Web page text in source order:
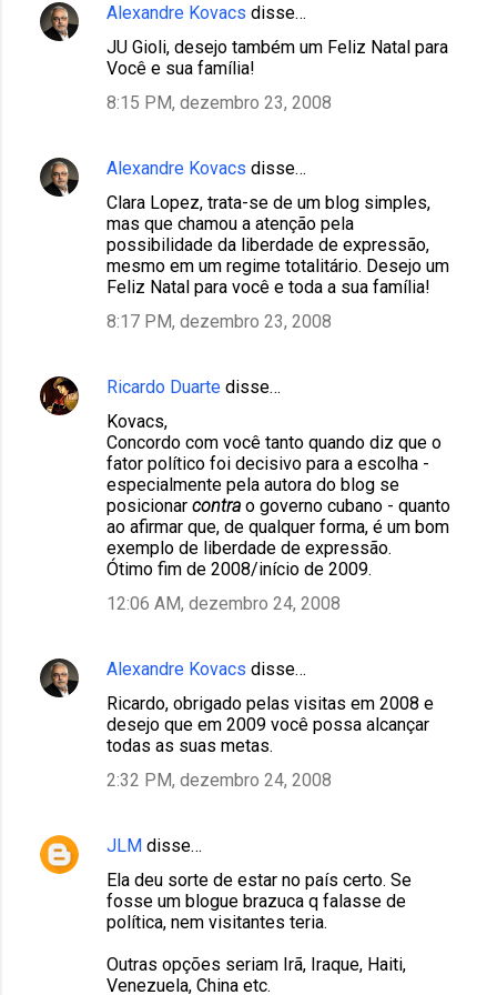
Alexandre Kovacs disse…
JU Gioli, desejo também um Feliz Natal para
Você e sua família!
8:15 PM, dezembro 23, 2008
Alexandre Kovacs disse…
Clara Lopez, trata-se de um blog simples,
mas que chamou a atenção pela
possibilidade da liberdade de expressão,
mesmo em um regime totalitário. Desejo um
Feliz Natal para você e toda a sua família!
8:17 PM, dezembro 23, 2008
Ricardo Duarte disse…
Kovacs,
Concordo com você tanto quando diz que o
fator político foi decisivo para a escolha -
especialmente pela autora do blog se
posicionar contra o governo cubano - quanto
ao afirmar que, de qualquer forma, é um bom
exemplo de liberdade de expressão.
Ótimo fim de 2008/início de 2009.
12:06 AM, dezembro 24, 2008
Alexandre Kovacs disse…
Ricardo, obrigado pelas visitas em 2008 e
desejo que em 2009 você possa alcançar
todas as suas metas.
2:32 PM, dezembro 24, 2008
JLM disse…
Ela deu sorte de estar no país certo. Se
fosse um blogue brazuca q falasse de
política, nem visitantes teria.
Outras opções seriam Irã, Iraque, Haiti,
Venezuela, China etc.